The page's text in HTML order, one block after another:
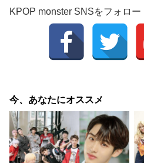
KPOP monster SNSをフォロー
今、あなたにオススメ